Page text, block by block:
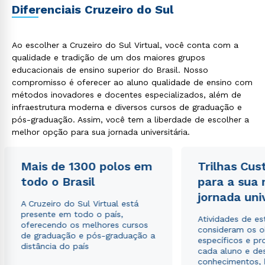
Diferenciais Cruzeiro do Sul
Ao escolher a Cruzeiro do Sul Virtual, você conta com a
qualidade e tradição de um dos maiores grupos
educacionais de ensino superior do Brasil. Nosso
compromisso é oferecer ao aluno qualidade de ensino com
métodos inovadores e docentes especializados, além de
infraestrutura moderna e diversos cursos de graduação e
pós-graduação. Assim, você tem a liberdade de escolher a
melhor opção para sua jornada universitária.
Mais de 1300 polos em
todo o Brasil
A Cruzeiro do Sul Virtual está
presente em todo o país,
oferecendo os melhores cursos
de graduação e pós-graduação a
distância do país
Trilhas
para a sua
jornada
Atividades de
consideram os
específicos e
cada aluno e
conhecimentos,
Rápido e fácil
WhatsApp
ou
Estou de acordo com a Política de Privacidade.e
autorizo que meus dados sejam utilizados para o
envio de conteúdos da Cruzeiro do Sul.